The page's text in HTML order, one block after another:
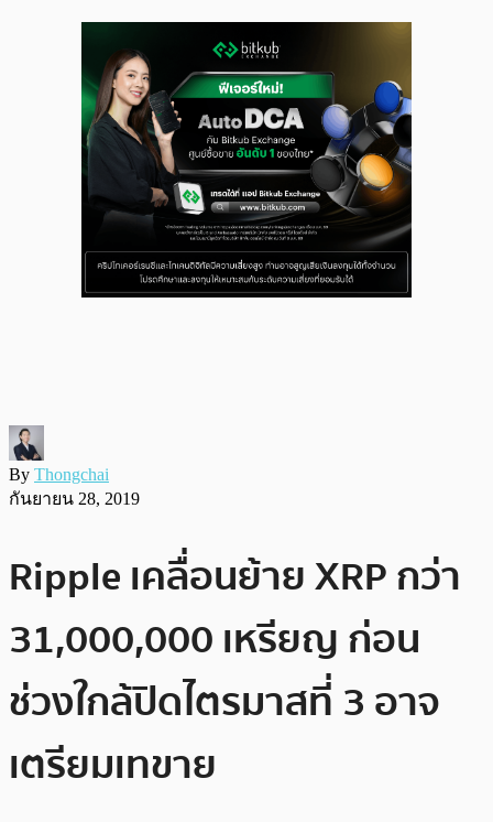
By Thongchai
กันยายน 28, 2019
Ripple เคลื่อนย้าย XRP กว่า
31,000,000 เหรียญ ก่อน
ช่วงใกล้ปิดไตรมาสที่ 3 อาจ
เตรียมเทขาย